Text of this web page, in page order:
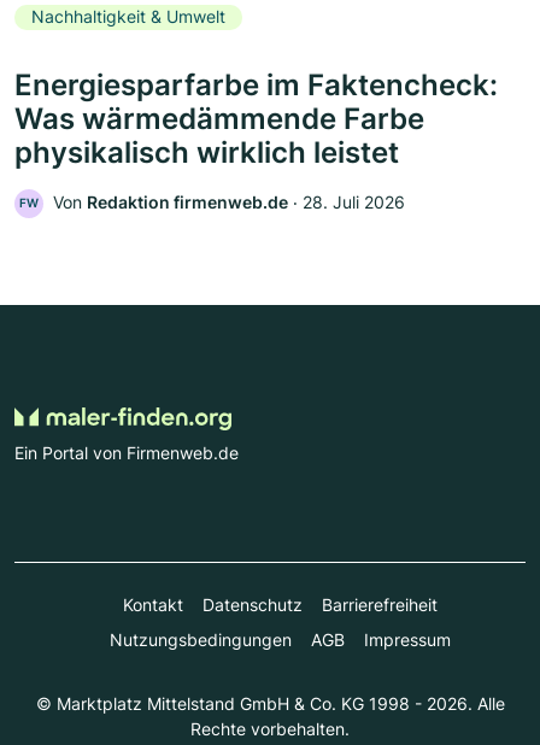
Nachhaltigkeit & Umwelt
Energiesparfarbe im Faktencheck:
Was wärmedämmende Farbe
physikalisch wirklich leistet
FW Von Redaktion firmenweb.de ‧ 28. Juli 2026
Ein Portal von Firmenweb.de
Kontakt Datenschutz
Barrierefreiheit
Nutzungsbedingungen
AGB Impressum
© Marktplatz Mittelstand GmbH & Co. KG 1998 - 2026. Alle
Rechte vorbehalten.